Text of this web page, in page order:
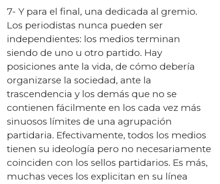
7- Y para el final, una dedicada al gremio.
Los periodistas nunca pueden ser
independientes: los medios terminan
siendo de uno u otro partido. Hay
posiciones ante la vida, de cómo debería
organizarse la sociedad, ante la
trascendencia y los demás que no se
contienen fácilmente en los cada vez más
sinuosos límites de una agrupación
partidaria. Efectivamente, todos los medios
tienen su ideología pero no necesariamente
coinciden con los sellos partidarios. Es más,
muchas veces los explicitan en su línea